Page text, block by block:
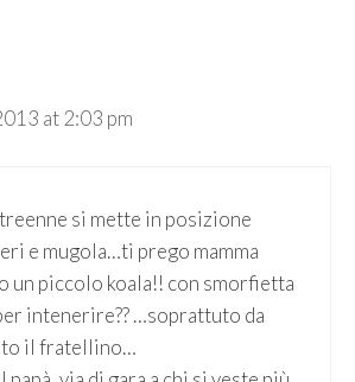
at 2:03 pm
si mette in posizione
e mugola…ti prego mamma
un piccolo koala!! con smorfietta
intenerire?? …soprattuto da
il fratellino…